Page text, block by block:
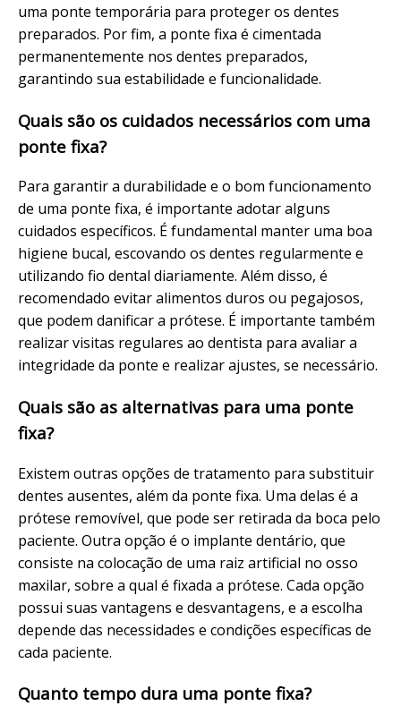
uma ponte temporária para proteger os dentes
preparados. Por fim, a ponte fixa é cimentada
permanentemente nos dentes preparados,
garantindo sua estabilidade e funcionalidade.
Quais são os cuidados necessários com uma
ponte fixa?
Para garantir a durabilidade e o bom funcionamento
de uma ponte fixa, é importante adotar alguns
cuidados específicos. É fundamental manter uma boa
higiene bucal, escovando os dentes regularmente e
utilizando fio dental diariamente. Além disso, é
recomendado evitar alimentos duros ou pegajosos,
que podem danificar a prótese. É importante também
realizar visitas regulares ao dentista para avaliar a
integridade da ponte e realizar ajustes, se necessário.
Quais são as alternativas para uma ponte
fixa?
Existem outras opções de tratamento para substituir
dentes ausentes, além da ponte fixa. Uma delas é a
prótese removível, que pode ser retirada da boca pelo
paciente. Outra opção é o implante dentário, que
consiste na colocação de uma raiz artificial no osso
maxilar, sobre a qual é fixada a prótese. Cada opção
possui suas vantagens e desvantagens, e a escolha
depende das necessidades e condições específicas de
cada paciente.
Quanto tempo dura uma ponte fixa?